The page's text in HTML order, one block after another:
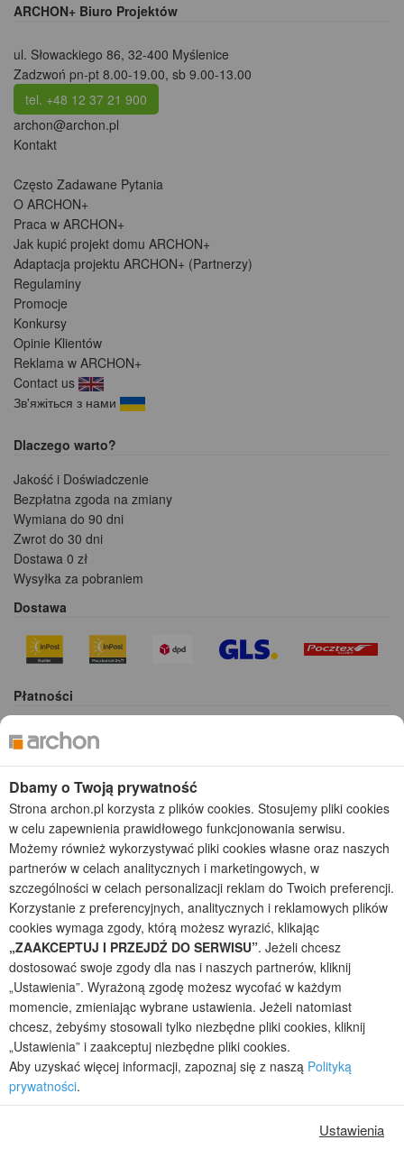
ARCHON+ Biuro Projektów
ul. Słowackiego 86, 32-400 Myślenice
Zadzwoń pn-pt 8.00-19.00, sb 9.00-13.00
tel. +48 12 37 21 900
archon@archon.pl
Kontakt
Często Zadawane Pytania
O ARCHON+
Praca w ARCHON+
Jak kupić projekt domu ARCHON+
Adaptacja projektu ARCHON+ (Partnerzy)
Regulaminy
Promocje
Konkursy
Opinie Klientów
Reklama w ARCHON+
Contact us
Зв'яжіться з нами
Dlaczego warto?
Jakość i Doświadczenie
Bezpłatna zgoda na zmiany
Wymiana do 90 dni
Zwrot do 30 dni
Dostawa 0 zł
Wysyłka za pobraniem
Dostawa
Płatności
Kolekcje projektów
Gotowe projekty domów
Projekty domów tanich w budowie
Projekty domów szeregowych
Projekty małych domów (do 150 m2)
Projekty domów wielorodzinnych
Projekty domów bliźniaczych
Projekty domów nowoczesnych
Projekty domów parterowych
2026 © ARCHON+ Biuro Projektów - Tradycyjne i nowoczesne gotowe
projekty domów - autorska pracownia architektoniczna założona w 1990r.
przez arch. Barbarę Mendel
Z uwagi na ciągłe doskonalenie procesu powstawania projektów (zgodnie z
normą ISO 9001), prezentowane na stronie projekty domów mogą
nieznacznie różnić się od dokumentacji technicznej.
dostosowania ich do Państwa indywidualnych potrzeb korzystamy z
Dbamy o Twoją prywatność
Strona archon.pl korzysta z plików cookies. Stosujemy pliki cookies
w celu zapewnienia prawidłowego funkcjonowania serwisu.
Możemy również wykorzystywać pliki cookies własne oraz naszych
partnerów w celach analitycznych i marketingowych, w
szczególności w celach personalizacji reklam do Twoich preferencji.
Korzystanie z preferencyjnych, analitycznych i reklamowych plików
cookies wymaga zgody, którą możesz wyrazić, klikając
„ZAAKCEPTUJ I PRZEJDŹ DO SERWISU”. Jeżeli chcesz
dostosować swoje zgody dla nas i naszych partnerów, kliknij
„Ustawienia”. Wyrażoną zgodę możesz wycofać w każdym
momencie, zmieniając wybrane ustawienia. Jeżeli natomiast
chcesz, żebyśmy stosowali tylko niezbędne pliki cookies, kliknij
„Ustawienia” i zaakceptuj niezbędne pliki cookies.
Aby uzyskać więcej informacji, zapoznaj się z naszą Polityką
prywatności.
Ustawienia